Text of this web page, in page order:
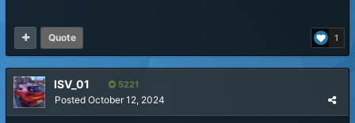
1
Quote
ISV_01 5221
Posted October 12, 2024